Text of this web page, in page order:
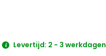
Levertijd: 2 - 3 werkdagen